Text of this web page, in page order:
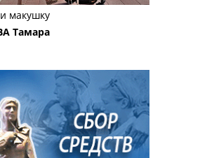
макушку
Тамара